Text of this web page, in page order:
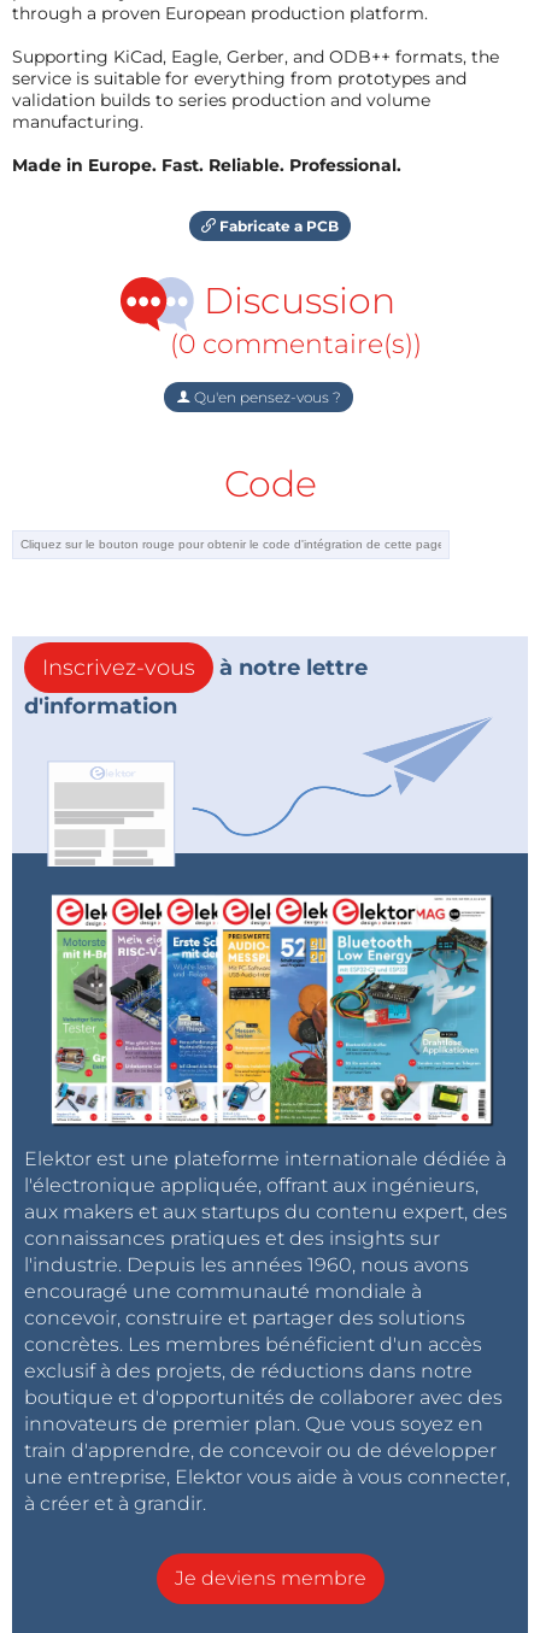
through a proven European production platform.
Supporting KiCad, Eagle, Gerber, and ODB++ formats, the
service is suitable for everything from prototypes and
validation builds to series production and volume
manufacturing.
Made in Europe. Fast. Reliable. Professional.
Fabricate a PCB
Discussion
(0 commentaire(s))
Qu'en pensez-vous ?
Code
Inscrivez-vous
à notre lettre
d'information
Elektor est une plateforme internationale dédiée à
l'électronique appliquée, offrant aux ingénieurs,
aux makers et aux startups du contenu expert, des
connaissances pratiques et des insights sur
l'industrie. Depuis les années 1960, nous avons
encouragé une communauté mondiale à
concevoir, construire et partager des solutions
concrètes. Les membres bénéficient d'un accès
exclusif à des projets, de réductions dans notre
boutique et d'opportunités de collaborer avec des
innovateurs de premier plan. Que vous soyez en
train d'apprendre, de concevoir ou de développer
une entreprise, Elektor vous aide à vous connecter,
à créer et à grandir.
Je deviens membre